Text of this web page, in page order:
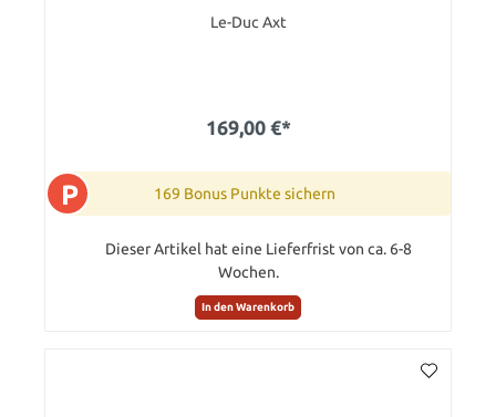
Le-Duc Axt
169,00 €*
P 169 Bonus Punkte sichern
Dieser Artikel hat eine Lieferfrist von ca. 6-8
Wochen.
In den Warenkorb